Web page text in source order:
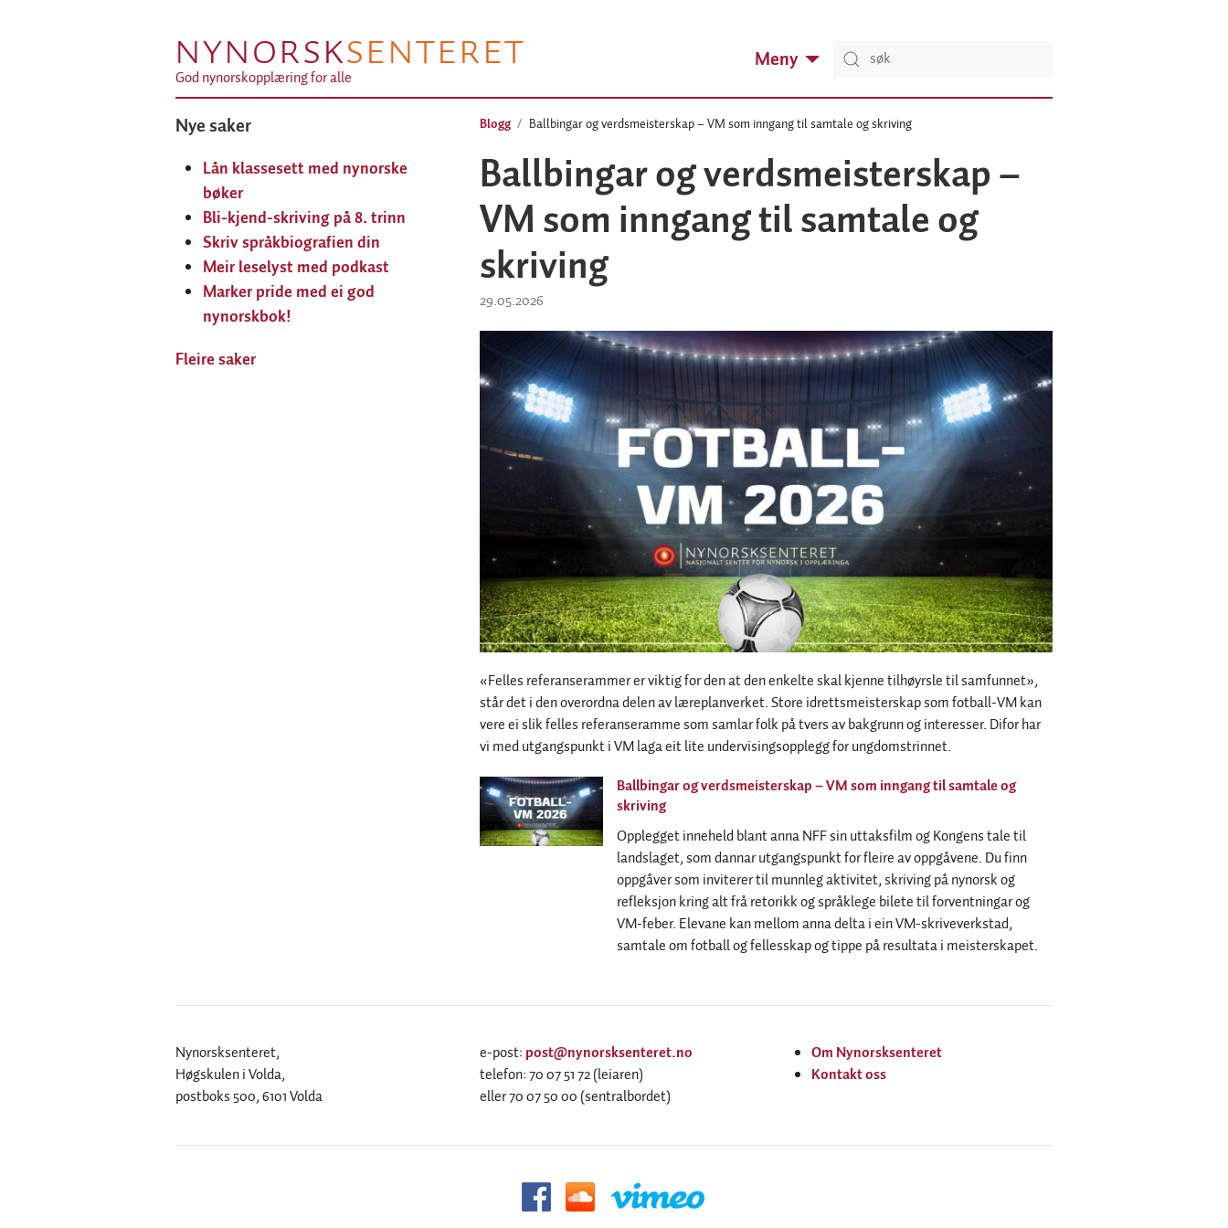
NYNORSKSENTERET
God nynorskopplæring for alle
Meny
Nye saker
Lån klassesett med nynorske
bøker
Bli-kjend-skriving på 8. trinn
Skriv språkbiografien din
Meir leselyst med podkast
Marker pride med ei god
nynorskbok!
Fleire saker
Blogg Ballbingar og verdsmeisterskap – VM som inngang til samtale og skriving
Ballbingar og verdsmeisterskap –
VM som inngang til samtale og
skriving
29.05.2026
«Felles referanserammer er viktig for den at den enkelte skal kjenne tilhøyrsle til samfunnet»,
står det i den overordna delen av læreplanverket. Store idrettsmeisterskap som fotball-VM kan
vere ei slik felles referanseramme som samlar folk på tvers av bakgrunn og interesser. Difor har
vi med utgangspunkt i VM laga eit lite undervisingsopplegg for ungdomstrinnet.
Ballbingar og verdsmeisterskap – VM som inngang til samtale og
skriving
Opplegget inneheld blant anna NFF sin uttaksfilm og Kongens tale til
landslaget, som dannar utgangspunkt for fleire av oppgåvene. Du finn
oppgåver som inviterer til munnleg aktivitet, skriving på nynorsk og
refleksjon kring alt frå retorikk og språklege bilete til forventningar og
VM-feber. Elevane kan mellom anna delta i ein VM-skriveverkstad,
samtale om fotball og fellesskap og tippe på resultata i meisterskapet.
Nynorsksenteret,
Høgskulen i Volda,
postboks 500, 6101 Volda
e-post: post@nynorsksenteret.no
telefon: 70 07 51 72 (leiaren)
eller 70 07 50 00 (sentralbordet)
Om Nynorsksenteret
Kontakt oss